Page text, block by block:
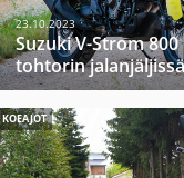
23.10.2023
Suzuki V-Strom 800
tohtorin
KOEAJOT